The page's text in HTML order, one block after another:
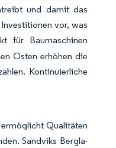
und damit das
vor, was
für Baumaschinen
Osten erhöhen die
Kontinuierliche
Qualitäten
Sandviks Bergla-